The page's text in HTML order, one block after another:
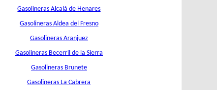
Gasolineras Alcalá de Henares
Gasolineras Aldea del Fresno
Gasolineras Aranjuez
Gasolineras Becerril de la Sierra
Gasolineras Brunete
Gasolineras La Cabrera